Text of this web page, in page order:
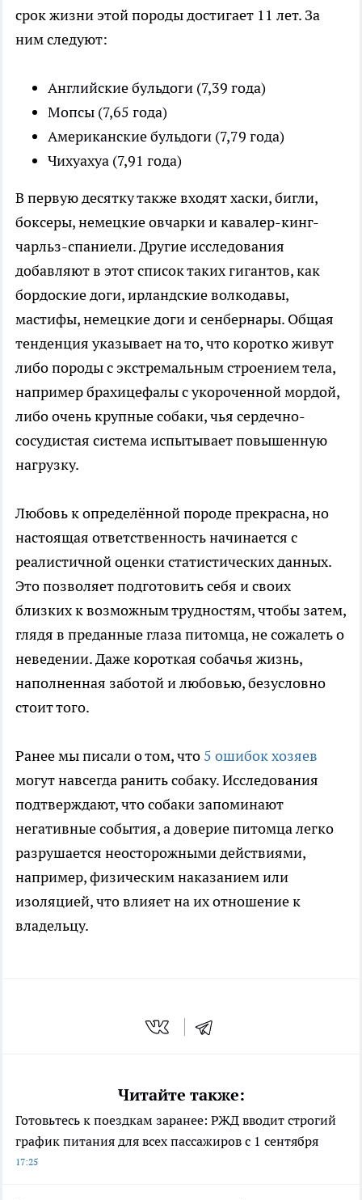
срок жизни этой породы достигает 11 лет. За
ним следуют:
Английские бульдоги (7,39 года)
Мопсы (7,65 года)
Американские бульдоги (7,79 года)
Чихуахуа (7,91 года)
В первую десятку также входят хаски, бигли,
боксеры, немецкие овчарки и кавалер-кинг-
чарльз-спаниели. Другие исследования
добавляют в этот список таких гигантов, как
бордоские доги, ирландские волкодавы,
мастифы, немецкие доги и сенбернары. Общая
тенденция указывает на то, что коротко живут
либо породы с экстремальным строением тела,
например брахицефалы с укороченной мордой,
либо очень крупные собаки, чья сердечно-
сосудистая система испытывает повышенную
нагрузку.
Любовь к определённой породе прекрасна, но
настоящая ответственность начинается с
реалистичной оценки статистических данных.
Это позволяет подготовить себя и своих
близких к возможным трудностям, чтобы затем,
глядя в преданные глаза питомца, не сожалеть о
неведении. Даже короткая собачья жизнь,
наполненная заботой и любовью, безусловно
стоит того.
Ранее мы писали о том, что 5 ошибок хозяев
могут навсегда ранить собаку. Исследования
подтверждают, что собаки запоминают
негативные события, а доверие питомца легко
разрушается неосторожными действиями,
например, физическим наказанием или
изоляцией, что влияет на их отношение к
владельцу.
Читайте также:
Готовьтесь к поездкам заранее: РЖД вводит строгий
график питания для всех пассажиров с 1 сентября
17:25